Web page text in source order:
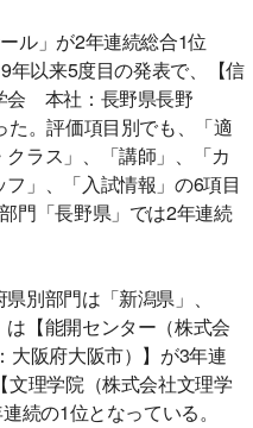
ル」が2年連続総合1位
以来5度目の発表で、【信
会 本社：長野県長野
。評価項目別でも、「適
ラス」、「講師」、「カ
」、「入試情報」の6項目
門「長野県」では2年連続
別部門は「新潟県」、
は【能開センター（株式会
大阪府大阪市）】が3年連
理学院（株式会社文理学
続の1位となっている。